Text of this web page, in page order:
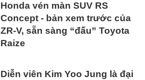
Honda vén màn SUV RS
Concept - bản xem trước của
ZR-V, sẵn sàng “đấu” Toyota
Raize
Diễn viên Kim Yoo Jung là đại